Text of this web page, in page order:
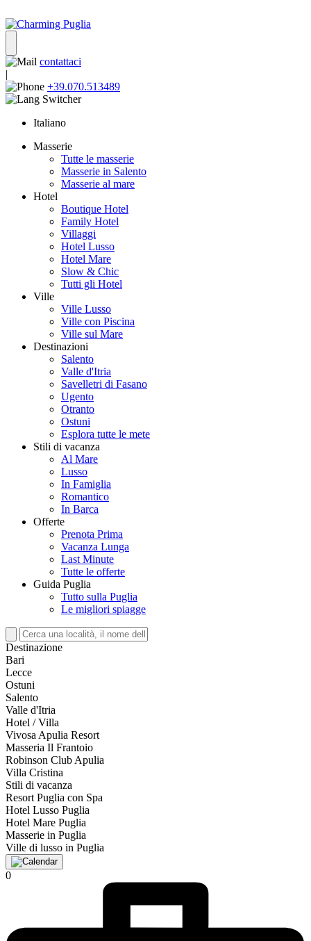
contattaci
|
+39.070.513489
Italiano
Masserie
Tutte le masserie
Masserie in Salento
Masserie al mare
Hotel
Boutique Hotel
Family Hotel
Villaggi
Hotel Lusso
Hotel Mare
Slow & Chic
Tutti gli Hotel
Ville
Ville Lusso
Ville con Piscina
Ville sul Mare
Destinazioni
Salento
Valle d'Itria
Savelletri di Fasano
Ugento
Otranto
Ostuni
Esplora tutte le mete
Stili di vacanza
Al Mare
Lusso
In Famiglia
Romantico
In Barca
Offerte
Prenota Prima
Vacanza Lunga
Last Minute
Tutte le offerte
Guida Puglia
Tutto sulla Puglia
Le migliori spiagge
Destinazione
Bari
Lecce
Ostuni
Salento
Valle d'Itria
Hotel / Villa
Vivosa Apulia Resort
Masseria Il Frantoio
Robinson Club Apulia
Villa Cristina
Stili di vacanza
Resort Puglia con Spa
Hotel Lusso Puglia
Hotel Mare Puglia
Masserie in Puglia
Ville di lusso in Puglia
0